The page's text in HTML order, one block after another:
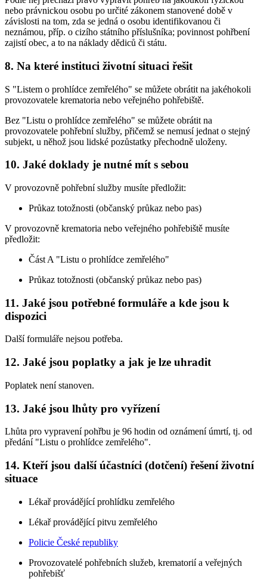
nebo právnickou osobu po určité zákonem stanovené době v
závislosti na tom, zda se jedná o osobu identifikovanou či
neznámou, příp. o cizího státního příslušníka; povinnost pohřbení
zajistí obec, a to na náklady dědiců či státu.
8. Na které instituci životní situaci řešit
S "Listem o prohlídce zemřelého" se můžete obrátit na jakéhokoli
provozovatele krematoria nebo veřejného pohřebiště.
Bez "Listu o prohlídce zemřelého" se můžete obrátit na
provozovatele pohřební služby, přičemž se nemusí jednat o stejný
subjekt, u něhož jsou lidské pozůstatky přechodně uloženy.
10. Jaké doklady je nutné mít s sebou
V provozovně pohřební služby musíte předložit:
Průkaz totožnosti (občanský průkaz nebo pas)
V provozovně krematoria nebo veřejného pohřebiště musíte
předložit:
Část A "Listu o prohlídce zemřelého"
Průkaz totožnosti (občanský průkaz nebo pas)
11. Jaké jsou potřebné formuláře a kde jsou k
dispozici
Další formuláře nejsou potřeba.
12. Jaké jsou poplatky a jak je lze uhradit
Poplatek není stanoven.
13. Jaké jsou lhůty pro vyřízení
Lhůta pro vypravení pohřbu je 96 hodin od oznámení úmrtí, tj. od
předání "Listu o prohlídce zemřelého".
14. Kteří jsou další účastníci (dotčení) řešení životní
situace
Lékař provádějící prohlídku zemřelého
Lékař provádějící pitvu zemřelého
Policie České republiky
Provozovatelé pohřebních služeb, krematorií a veřejných
pohřebišť